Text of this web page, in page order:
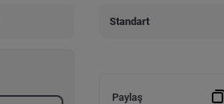
Standart
Paylaş